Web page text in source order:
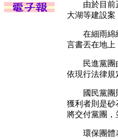
由於目前正
大湖等建設案
在細雨綿綿
言書丟在地上
民進黨團由
依現行法律規
國民黨團則
獲利者則是砂
將交付黨團，
環保團體表